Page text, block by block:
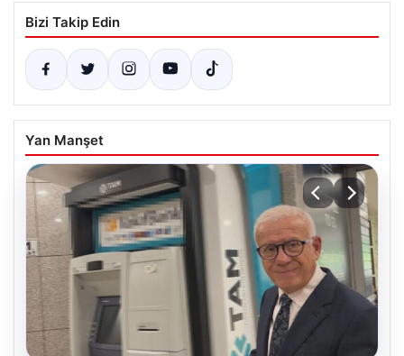
Bizi Takip Edin
Yan Manşet